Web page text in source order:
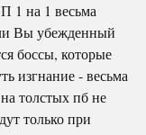
1 на 1 весьма
Вы убежденный
боссы, которые
изгнание - весьма
толстых пб не
только при